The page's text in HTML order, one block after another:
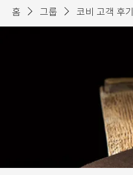
홈 그룹 코비 고객 후기